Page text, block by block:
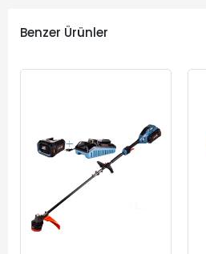
Benzer Ürünler